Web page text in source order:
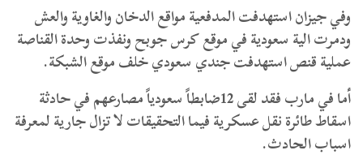
وفي جيزان استهدفت المدفعية مواقع الدخان والغاوية والعش
ودمرت الية سعودية في موقع كرس جوبح ونفذت وحدة القناصة
عملية قنص استهدفت جندي سعودي خلف موقع الشبكة.
أما في مارب فقد لقى 12ضابطاً سعودياً مصارعهم في حادثة
اسقاط طائرة نقل عسكرية فيما التحقيقات لا تزال جارية لمعرفة
اسباب الحادث.